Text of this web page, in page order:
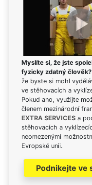
Myslíte si, že jste
fyzicky zdatný člověk?
že byste si mohl
ve stěhovacích a
Pokud ano, využijte
členem mezinárodní
EXTRA SERVICESa
stěhovacích a
neomezenými
Evropské unii.
Podnikejte ve